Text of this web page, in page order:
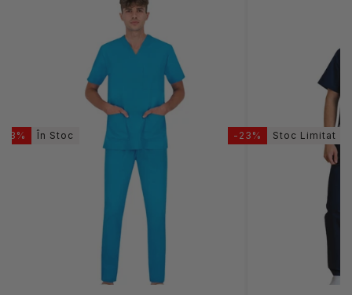
În Stoc -23% Stoc Limitat